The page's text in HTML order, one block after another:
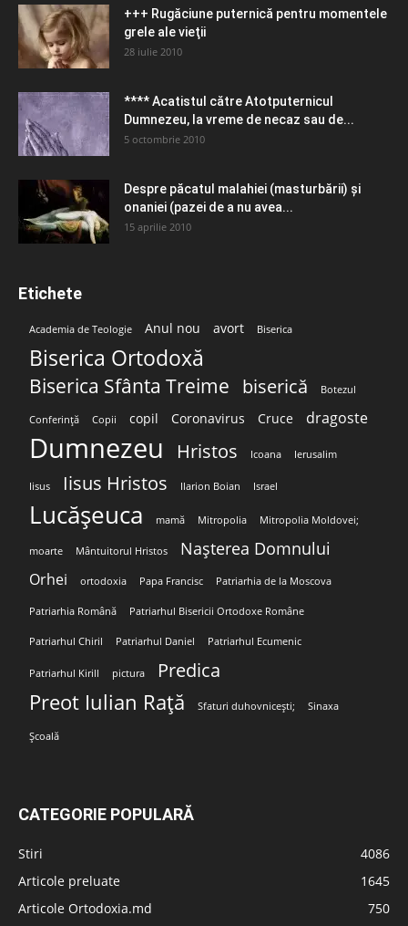
+++ Rugăciune puternică pentru momentele
grele ale vieţii
28 iulie 2010
**** Acatistul către Atotputernicul
Dumnezeu, la vreme de necaz sau de...
5 octombrie 2010
Despre păcatul malahiei (masturbării) şi
onaniei (pazei de a nu avea...
15 aprilie 2010
Etichete
Academia de Teologie Anul nou avort Biserica
Biserica Ortodoxă
Biserica Sfânta Treime biserică Botezul
Conferință Copii copil Coronavirus Cruce dragoste
Dumnezeu Hristos Icoana Ierusalim
Iisus Iisus Hristos Ilarion Boian Israel
Lucășeuca mamă Mitropolia Mitropolia Moldovei;
moarte Mântuitorul Hristos Nașterea Domnului
Orhei ortodoxia Papa Francisc Patriarhia de la Moscova
Patriarhia Română Patriarhul Bisericii Ortodoxe Române
Patriarhul Chiril Patriarhul Daniel Patriarhul Ecumenic
Patriarhul Kirill pictura Predica
Preot Iulian Rață Sfaturi duhovnicești; Sinaxa
Școală
CATEGORIE POPULARĂ
Stiri
4086
Articole preluate
1645
Articole Ortodoxia.md
750